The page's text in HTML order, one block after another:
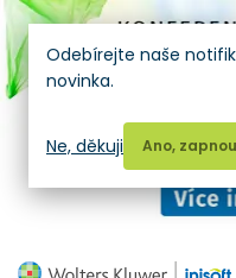
Odebírejte naše
novinka.
Ano,
Ne, děkuji